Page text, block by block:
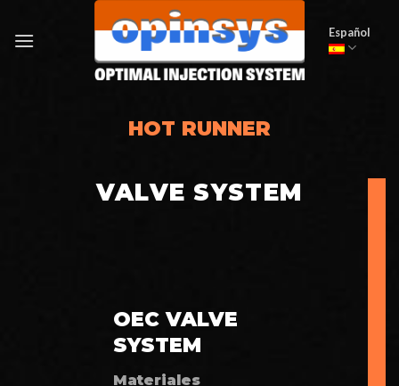
Español
HOT RUNNER
VALVE SYSTEM
OEC VALVE
SYSTEM
Materiales